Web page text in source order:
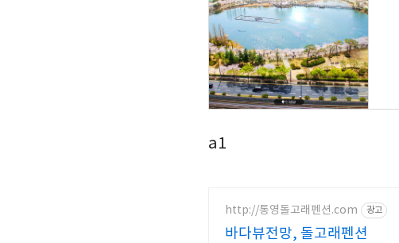
a1
http://통영돌고래펜션.com 광고
바다뷰전망, 돌고래펜션